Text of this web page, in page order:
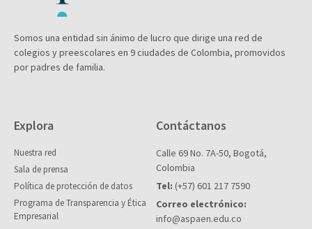
Somos una entidad sin ánimo de lucro que dirige una red de
colegios y preescolares en 9 ciudades de Colombia, promovidos
por padres de familia.
Explora
Nuestra red
Sala de prensa
Política de protección de datos
Programa de Transparencia y Ética
Empresarial
Contáctanos
Calle 69 No. 7A-50, Bogotá,
Colombia
Tel: (+57) 601 217 7590
Correo electrónico:
info@aspaen.edu.co